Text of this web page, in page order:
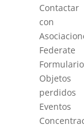
Contactar
con
Federate
Objetos
perdidos
Eventos